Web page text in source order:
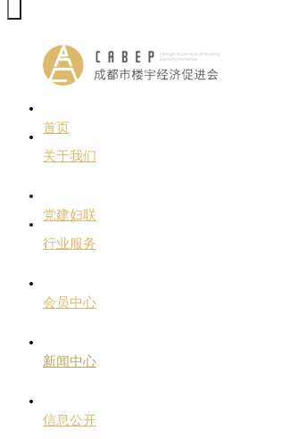
首页
关于我们
党建妇联
行业服务
会员中心
新闻中心
信息公开